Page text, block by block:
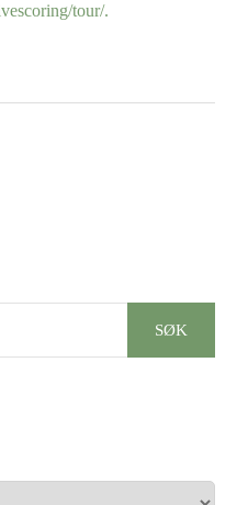
tour/.
SØK